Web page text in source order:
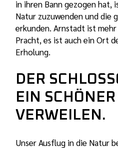
in ihren Bann gezogen hat,
Natur zuzuwenden und die
erkunden. Arnstadt ist
Pracht, es ist auch ein Ort
Erholung.
DER
EIN
VERWEILEN.
Unser Ausflug in die Natur